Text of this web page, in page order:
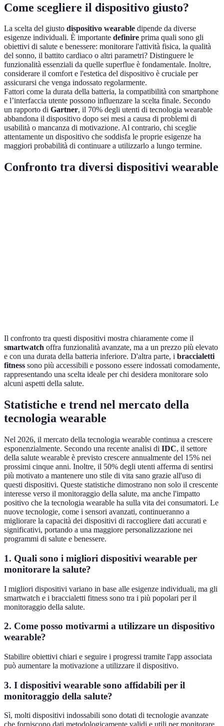
Come scegliere il dispositivo giusto?
La scelta del giusto dispositivo wearable dipende da diverse
esigenze individuali. È importante definire prima quali sono gli
obiettivi di salute e benessere: monitorare l'attività fisica, la qualità
del sonno, il battito cardiaco o altri parametri? Distinguere le
funzionalità essenziali da quelle superflue è fondamentale. Inoltre,
considerare il comfort e l'estetica del dispositivo è cruciale per
assicurarsi che venga indossato regolarmente.
Fattori come la durata della batteria, la compatibilità con smartphone
e l’interfaccia utente possono influenzare la scelta finale. Secondo
un rapporto di Gartner, il 70% degli utenti di tecnologia wearable
abbandona il dispositivo dopo sei mesi a causa di problemi di
usabilità o mancanza di motivazione. Al contrario, chi sceglie
attentamente un dispositivo che soddisfa le proprie esigenze ha
maggiori probabilità di continuare a utilizzarlo a lungo termine.
Confronto tra diversi dispositivi wearable
Il confronto tra questi dispositivi mostra chiaramente come il
smartwatch offra funzionalità avanzate, ma a un prezzo più elevato
e con una durata della batteria inferiore. D'altra parte, i braccialetti
fitness sono più accessibili e possono essere indossati comodamente,
rappresentando una scelta ideale per chi desidera monitorare solo
alcuni aspetti della salute.
Statistiche e trend nel mercato della
tecnologia wearable
Nel 2026, il mercato della tecnologia wearable continua a crescere
esponenzialmente. Secondo una recente analisi di IDC, il settore
della salute wearable è previsto crescere annualmente del 15% nei
prossimi cinque anni. Inoltre, il 50% degli utenti afferma di sentirsi
più motivato a mantenere uno stile di vita sano grazie all'uso di
questi dispositivi. Queste statistiche dimostrano non solo il crescente
interesse verso il monitoraggio della salute, ma anche l'impatto
positivo che la tecnologia wearable ha sulla vita dei consumatori. Le
nuove tecnologie, come i sensori avanzati, continueranno a
migliorare la capacità dei dispositivi di raccogliere dati accurati e
significativi, portando a una maggiore personalizzazione nei
programmi di salute e benessere.
1. Quali sono i migliori dispositivi wearable per
monitorare la salute?
I migliori dispositivi variano in base alle esigenze individuali, ma gli
smartwatch e i braccialetti fitness sono tra i più popolari per il
monitoraggio della salute.
2. Come posso motivarmi a utilizzare un dispositivo
wearable?
Stabilire obiettivi chiari e seguire i progressi tramite l'app associata
può aumentare la motivazione a utilizzare il dispositivo.
3. I dispositivi wearable sono affidabili per il
monitoraggio della salute?
Sì, molti dispositivi indossabili sono dotati di tecnologie avanzate